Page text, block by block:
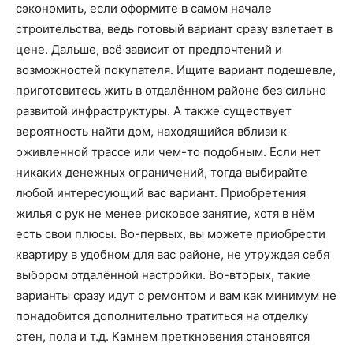
сэкономить, если оформите в самом начале
строительства, ведь готовый вариант сразу взлетает в
цене. Дальше, всё зависит от предпочтений и
возможностей покупателя. Ищите вариант подешевле,
приготовитесь жить в отдалённом районе без сильно
развитой инфраструктуры. А также существует
вероятность найти дом, находящийся вблизи к
оживленной трассе или чем-то подобным. Если нет
никаких денежных ограничений, тогда выбирайте
любой интересующий вас вариант. Приобретения
жилья с рук не менее рисковое занятие, хотя в нём
есть свои плюсы. Во-первых, вы можете приобрести
квартиру в удобном для вас районе, не утруждая себя
выбором отдалённой настройки. Во-вторых, такие
варианты сразу идут с ремонтом и вам как минимум не
понадобится дополнительно тратиться на отделку
стен, пола и т.д. Камнем преткновения становятся